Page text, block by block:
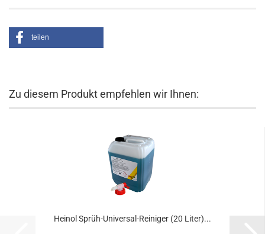
teilen
Zu diesem Produkt empfehlen wir Ihnen:
Heinol Sprüh-Universal-Reiniger (20 Liter)...